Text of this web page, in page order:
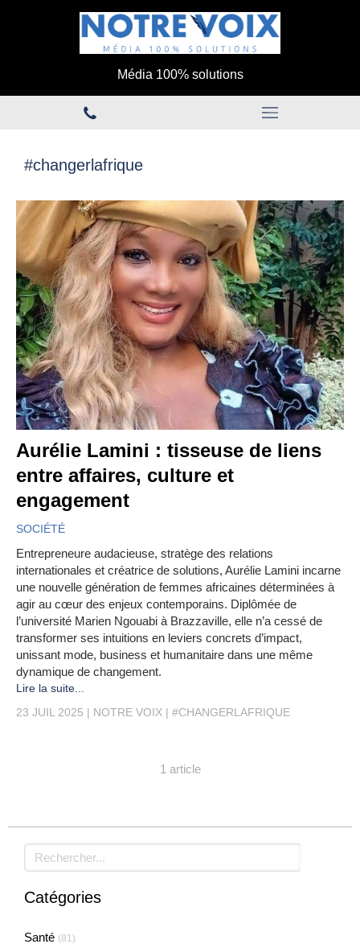
Média 100% solutions
#changerlafrique
Aurélie Lamini : tisseuse de liens
entre affaires, culture et
engagement
SOCIÉTÉ
Entrepreneure audacieuse, stratège des relations
internationales et créatrice de solutions, Aurélie Lamini incarne
une nouvelle génération de femmes africaines déterminées à
agir au cœur des enjeux contemporains. Diplômée de
l’université Marien Ngouabi à Brazzaville, elle n’a cessé de
transformer ses intuitions en leviers concrets d’impact,
unissant mode, business et humanitaire dans une même
dynamique de changement.
Lire la suite...
23 JUIL 2025
NOTRE VOIX #CHANGERLAFRIQUE
1 article
Rechercher
Catégories
Santé (81)